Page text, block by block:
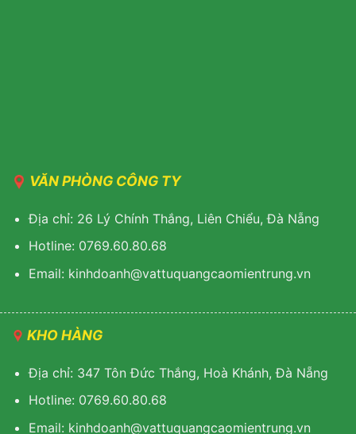
VĂN PHÒNG CÔNG TY
Địa chỉ: 26 Lý Chính Thắng, Liên Chiểu, Đà Nẵng
Hotline: 0769.60.80.68
Email: kinhdoanh@vattuquangcaomientrung.vn
KHO HÀNG
Địa chỉ: 347 Tôn Đức Thắng, Hoà Khánh, Đà Nẵng
Hotline: 0769.60.80.68
Email: kinhdoanh@vattuquangcaomientrung.vn